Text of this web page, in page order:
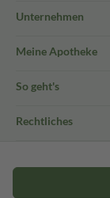
Unternehmen
Meine Apotheke
So geht's
Rechtliches